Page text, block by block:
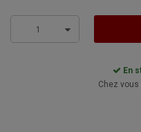
1
En
Chez